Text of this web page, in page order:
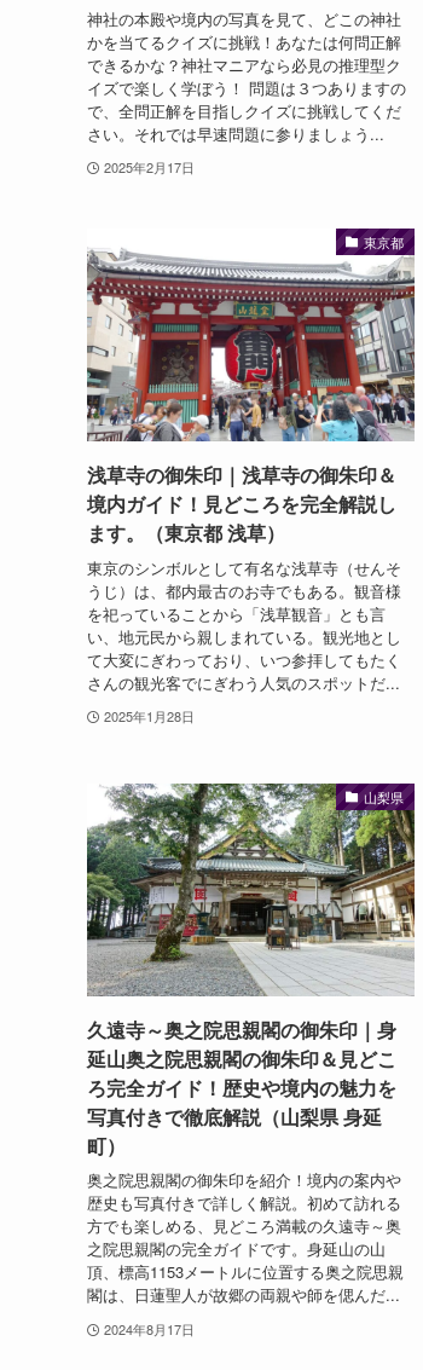
神社の本殿や境内の写真を見て、どこの神社
かを当てるクイズに挑戦！あなたは何問正解
できるかな？神社マニアなら必見の推理型ク
イズで楽しく学ぼう！ 問題は３つありますの
で、全問正解を目指しクイズに挑戦してくだ
さい。それでは早速問題に参りましょう...
2025年2月17日
東京都
浅草寺の御朱印｜浅草寺の御朱印＆
境内ガイド！見どころを完全解説し
ます。（東京都 浅草）
東京のシンボルとして有名な浅草寺（せんそ
うじ）は、都内最古のお寺でもある。観音様
を祀っていることから「浅草観音」とも言
い、地元民から親しまれている。観光地とし
て大変にぎわっており、いつ参拝してもたく
さんの観光客でにぎわう人気のスポットだ...
2025年1月28日
山梨県
久遠寺～奥之院思親閣の御朱印｜身
延山奥之院思親閣の御朱印＆見どこ
ろ完全ガイド！歴史や境内の魅力を
写真付きで徹底解説（山梨県 身延
町）
奥之院思親閣の御朱印を紹介！境内の案内や
歴史も写真付きで詳しく解説。初めて訪れる
方でも楽しめる、見どころ満載の久遠寺～奥
之院思親閣の完全ガイドです。身延山の山
頂、標高1153メートルに位置する奥之院思親
閣は、日蓮聖人が故郷の両親や師を偲んだ...
2024年8月17日